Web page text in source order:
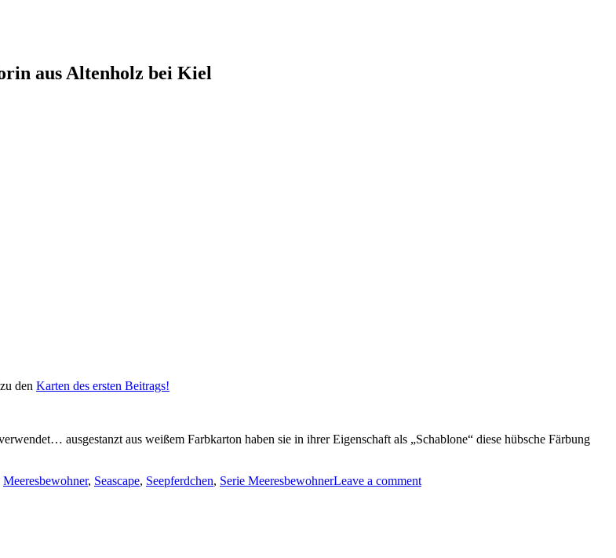
aus Altenholz bei Kiel
den Karten des ersten Beitrags!
ausgestanzt aus weißem Farbkarton haben sie in ihrer Eigenschaft als „Schablone“ diese hübsche Färbung
Meeresbewohner, Seascape, Seepferdchen, Serie MeeresbewohnerLeave a comment